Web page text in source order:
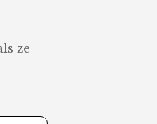
ze